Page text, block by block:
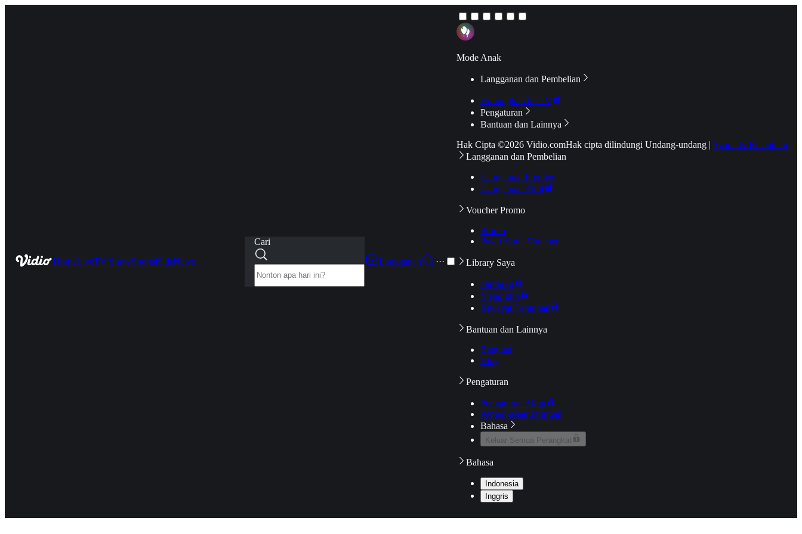
HomeLiveTV ShowSportsKidsNews
Cari
Langganan
···
Mode Anak
Langganan dan Pembelian
Hubungkan ke TV
Pengaturan
Bantuan dan Lainnya
Hak Cipta ©2026 Vidio.comHak cipta dilindungi Undang-undang | Syarat & Ketentuan
Langganan dan Pembelian
Langganan Premier
Langganan Aktif
Voucher Promo
Promo
Pakai Kode Voucher
Library Saya
Daftarku
Mengikuti
Riwayat Tontonan
Bantuan dan Lainnya
Bantuan
Blog
Pengaturan
Pengaturan Akun
Pemeriksaan Jaringan
Bahasa
Keluar Semua Perangkat
Bahasa
Indonesia
Inggris